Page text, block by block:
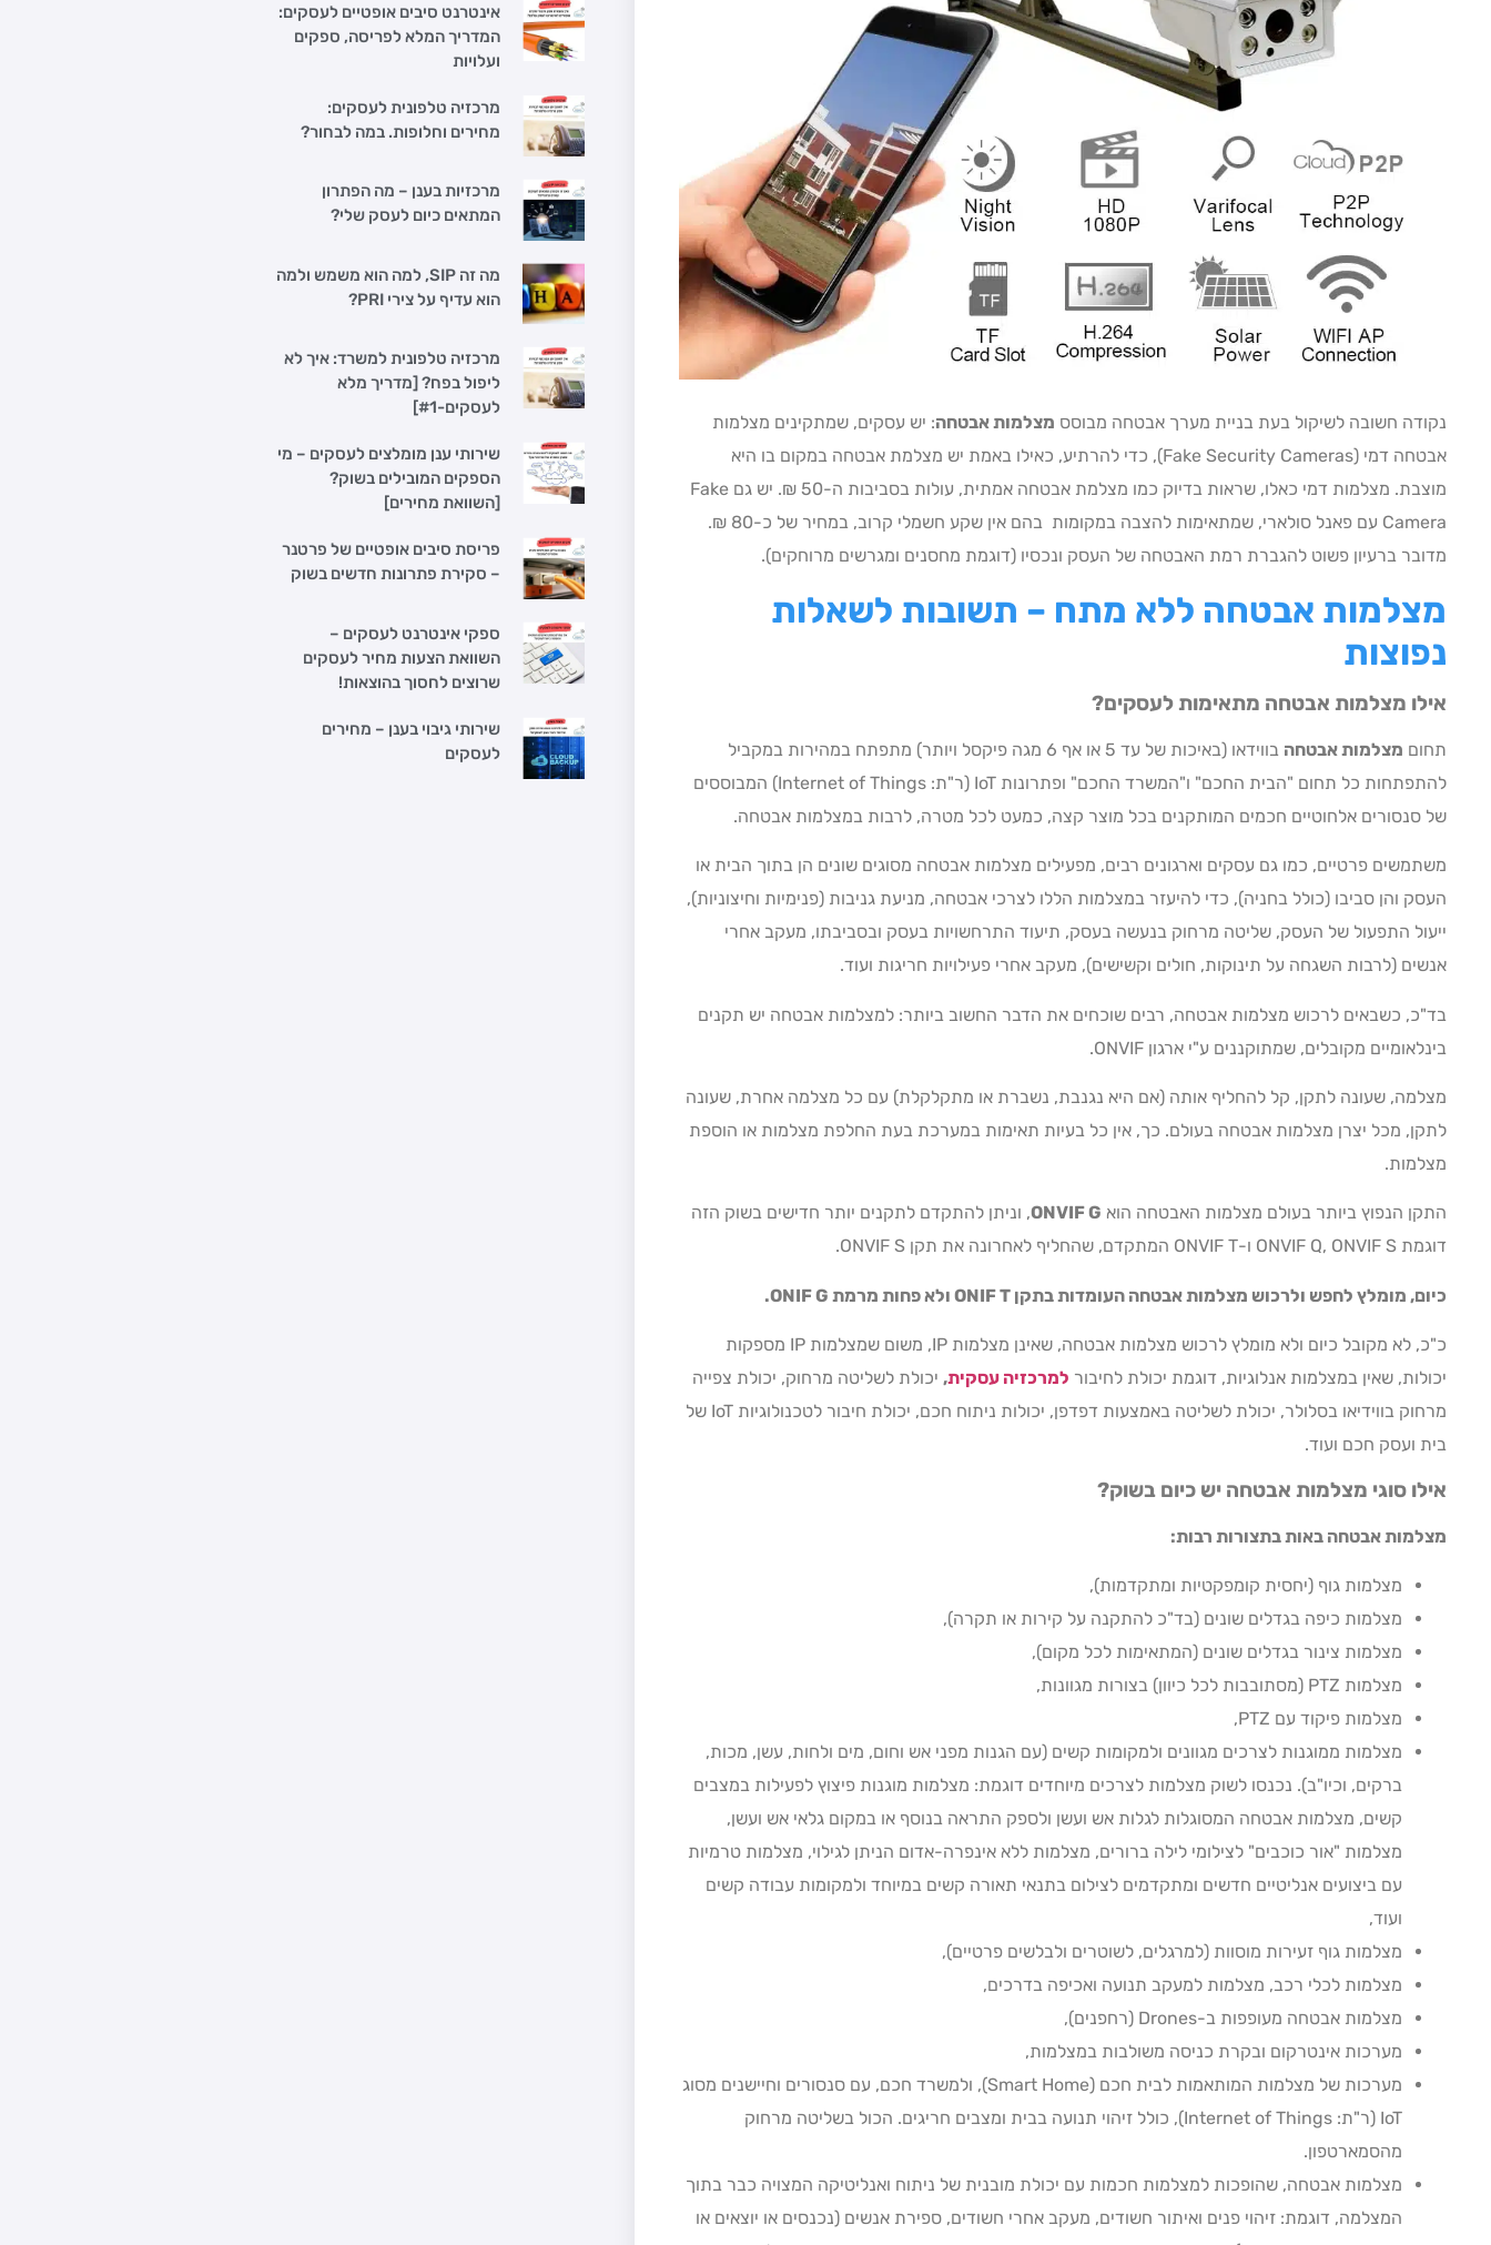
נקודה חשובה לשיקול בעת בניית מערך אבטחה מבוסס מצלמות אבטחה: יש עסקים, שמתקינים מצלמות
אבטחה דמי (Fake Security Cameras), כדי להרתיע, כאילו באמת יש מצלמת אבטחה במקום בו היא
מוצבת. מצלמות דמי כאלו, שראות בדיוק כמו מצלמת אבטחה אמתית, עולות בסביבות ה-50 ₪. יש גם Fake
Camera עם פאנל סולארי, שמתאימות להצבה במקומות בהם אין שקע חשמלי קרוב, במחיר של כ-80 ₪.
מדובר ברעיון פשוט להגברת רמת האבטחה של העסק ונכסיו (דוגמת מחסנים ומגרשים מרוחקים).
מצלמות אבטחה ללא מתח – תשובות לשאלות
נפוצות
אילו מצלמות אבטחה מתאימות לעסקים?
תחום מצלמות אבטחה
בווידאו (באיכות של עד 5 או אף 6 מגה פיקסל ויותר) מתפתח במהירות במקביל
להתפתחות כל תחום "הבית החכם" ו"המשרד החכם" ופתרונות IoT (ר"ת: Internet of Things) המבוססים
של סנסורים אלחוטיים חכמים המותקנים בכל מוצר קצה, כמעט לכל מטרה, לרבות במצלמות אבטחה.
משתמשים פרטיים, כמו גם עסקים וארגונים רבים, מפעילים מצלמות אבטחה מסוגים שונים הן בתוך הבית או
העסק והן סביבו (כולל בחניה), כדי להיעזר במצלמות הללו לצרכי אבטחה, מניעת גניבות (פנימיות וחיצוניות),
ייעול התפעול של העסק, שליטה מרחוק בנעשה בעסק, תיעוד התרחשויות בעסק ובסביבתו, מעקב אחרי
אנשים (לרבות השגחה על תינוקות, חולים וקשישים), מעקב אחרי פעילויות חריגות ועוד.
בד"כ, כשבאים לרכוש מצלמות אבטחה, רבים שוכחים את הדבר החשוב ביותר: למצלמות אבטחה יש תקנים
בינלאומיים מקובלים, שמתוקננים ע"י ארגון ONVIF.
מצלמה, שעונה לתקן, קל להחליף אותה (אם היא נגנבת, נשברת או מתקלקלת) עם כל מצלמה אחרת, שעונה
לתקן, מכל יצרן מצלמות אבטחה בעולם. כך, אין כל בעיות תאימות במערכת בעת החלפת מצלמות או הוספת
מצלמות.
התקן הנפוץ ביותר בעולם מצלמות האבטחה הוא ONVIF G, וניתן להתקדם לתקנים יותר חדישים בשוק הזה
דוגמת ONVIF Q, ONVIF S ו-ONVIF T המתקדם, שהחליף לאחרונה את תקן ONVIF S.
כיום, מומלץ לחפש ולרכוש מצלמות אבטחה העומדות בתקן ONIF T ולא פחות מרמת ONIF G
.
כ"כ, לא מקובל כיום ולא מומלץ לרכוש מצלמות אבטחה, שאינן מצלמות IP, משום שמצלמות IP מספקות
יכולות, שאין במצלמות אנלוגיות, דוגמת יכולת לחיבור למרכזיה עסקית, יכולת לשליטה מרחוק, יכולת צפייה
מרחוק בווידיאו בסלולר, יכולת לשליטה באמצעות דפדפן, יכולות ניתוח חכם, יכולת חיבור לטכנולוגיות IoT של
בית ועסק חכם ועוד.
אילו סוגי מצלמות אבטחה יש כיום בשוק?
מצלמות אבטחה באות בתצורות רבות:
מצלמות גוף (יחסית קומפקטיות ומתקדמות),
מצלמות כיפה בגדלים שונים (בד"כ להתקנה על קירות או תקרה),
מצלמות צינור בגדלים שונים (המתאימות לכל מקום),
מצלמות PTZ (מסתובבות לכל כיוון) בצורות מגוונות,
מצלמות פיקוד עם PTZ,
מצלמות ממוגנות לצרכים מגוונים ולמקומות קשים (עם הגנות מפני אש וחום, מים ולחות, עשן, מכות,
ברקים, וכיו"ב). נכנסו לשוק מצלמות לצרכים מיוחדים דוגמת: מצלמות מוגנות פיצוץ לפעילות במצבים
קשים, מצלמות אבטחה המסוגלות לגלות אש ועשן ולספק התראה בנוסף או במקום גלאי אש ועשן,
מצלמות "אור כוכבים" לצילומי לילה ברורים, מצלמות ללא אינפרה-אדום הניתן לגילוי, מצלמות טרמיות
עם ביצועים אנליטיים חדשים ומתקדמים לצילום בתנאי תאורה קשים במיוחד ולמקומות עבודה קשים
ועוד,
מצלמות גוף זעירות מוסוות (למרגלים, לשוטרים ולבלשים פרטיים),
מצלמות לכלי רכב, מצלמות למעקב תנועה ואכיפה בדרכים,
מצלמות אבטחה מעופפות ב-Drones (רחפנים),
מערכות אינטרקום ובקרת כניסה משולבות במצלמות,
מערכות של מצלמות המותאמות לבית חכם (Smart Home), ולמשרד חכם, עם סנסורים וחיישנים מסוג
IoT (ר"ת: Internet of Things), כולל זיהוי תנועה בבית ומצבים חריגים. הכול בשליטה מרחוק
מהסמארטפון.
מצלמות אבטחה, שהופכות למצלמות חכמות עם יכולת מובנית של ניתוח ואנליטיקה המצויה כבר בתוך
המצלמה, דוגמת: זיהוי פנים ואיתור חשודים, מעקב אחרי חשודים, ספירת אנשים (נכנסים או יוצאים או
אינטרנט סיבים אופטיים לעסקים:
המדריך המלא לפריסה, ספקים
ועלויות
מרכזיה טלפונית לעסקים:
מחירים וחלופות. במה לבחור?
מרכזיות בענן – מה הפתרון
המתאים כיום לעסק שלי?
מה זה SIP, למה הוא משמש ולמה
הוא עדיף על צירי PRI?
מרכזיה טלפונית למשרד: איך לא
ליפול בפח? [מדריך מלא
לעסקים-#1]
שירותי ענן מומלצים לעסקים – מי
הספקים המובילים בשוק?
[השוואת מחירים]
פריסת סיבים אופטיים של פרטנר
– סקירת פתרונות חדשים בשוק
ספקי אינטרנט לעסקים –
השוואת הצעות מחיר לעסקים
שרוצים לחסוך בהוצאות!
שירותי גיבוי בענן – מחירים
לעסקים